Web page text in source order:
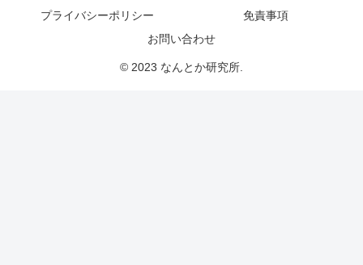
プライバシーポリシー
免責事項
お問い合わせ
© 2023 なんとか研究所.